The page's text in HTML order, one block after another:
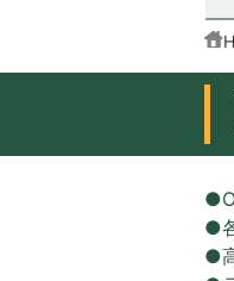
●
●